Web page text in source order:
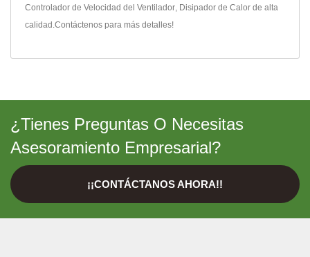
Controlador de Velocidad del Ventilador, Disipador de Calor de alta
calidad.Contáctenos para más detalles!
¿Tienes Preguntas O Necesitas
Asesoramiento Empresarial?
¡¡CONTÁCTANOS AHORA!!